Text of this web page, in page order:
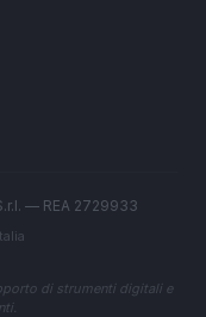
— REA 2729933
di strumenti digitali e